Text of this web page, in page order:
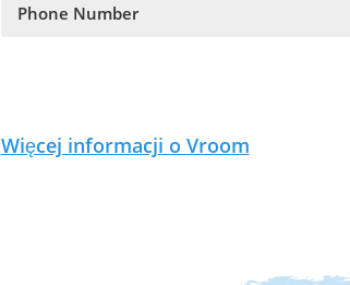
Phone Number
Więcej informacji o Vroom